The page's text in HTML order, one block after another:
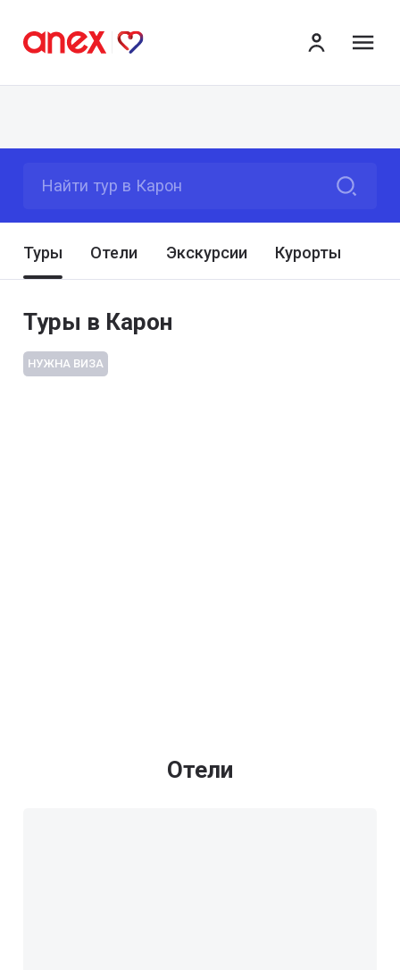
Найти тур в Карон
Туры Отели Экскурсии Курорты
Туры в Карон
НУЖНА ВИЗА
Отели